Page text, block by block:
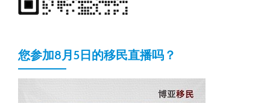
您参加8月5日的移民直播吗？